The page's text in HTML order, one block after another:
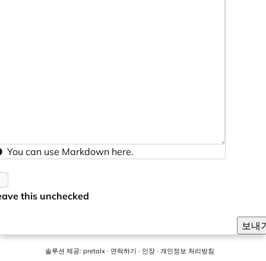
You can use Markdown here.
this unchecked
보내
솔루션 제공: pretalx· 연락하기 · 인장· 개인정보 처리방침